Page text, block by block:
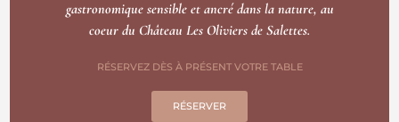
gastronomique sensible et ancré dans la nature, au
coeur du Château Les Oliviers de Salettes.
RÉSERVEZ DÈS À PRÉSENT VOTRE TABLE
RÉSERVER